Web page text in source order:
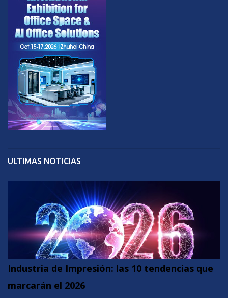
ULTIMAS NOTICIAS
Industria de Impresión: las 10 tendencias que
marcarán el 2026